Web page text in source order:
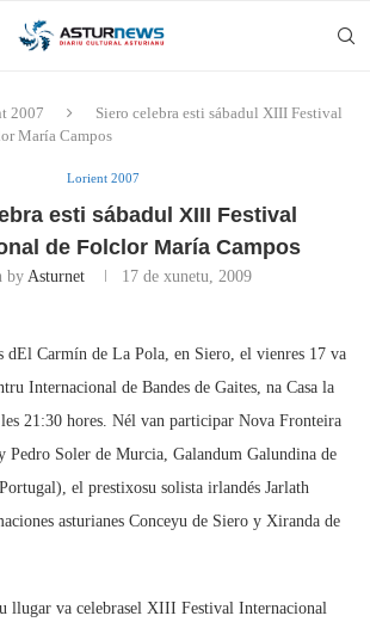
2007
Siero celebra esti sábadul XIII Festival
María Campos
Lorient 2007
esti sábadul XIII Festival
de Folclor María Campos
by Asturnet 17 de xunetu, 2009
dEl Carmín de La Pola, en Siero, el vienres 17 va
Internacional de Bandes de Gaites, na Casa la
21:30 hores. Nél van participar Nova Fronteira
Pedro Soler de Murcia, Galandum Galundina de
el prestixosu solista irlandés Jarlath
asturianes Conceyu de Siero y Xiranda de
llugar va celebrasel XIII Festival Internacional